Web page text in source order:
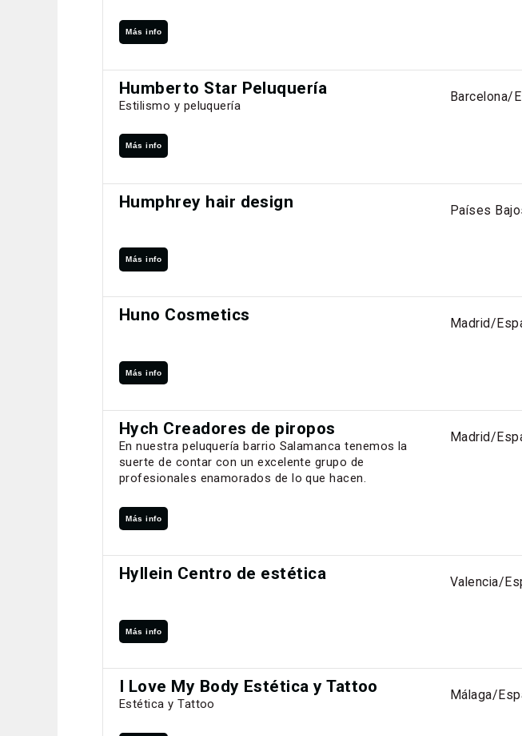
Más info
Humberto Star Peluquería
Estilismo y peluquería
Más info
Barcelona/
Humphrey hair design
Más info
Países
Huno Cosmetics
Más info
Madrid/
Hych Creadores de piropos
En nuestra peluquería barrio Salamanca tenemos la
suerte de contar con un excelente grupo de
profesionales enamorados de lo que hacen.
Más info
Madrid/
Hyllein Centro de estética
Más info
Valencia/
I Love My Body Estética y Tattoo
Estética y Tattoo
Málaga/